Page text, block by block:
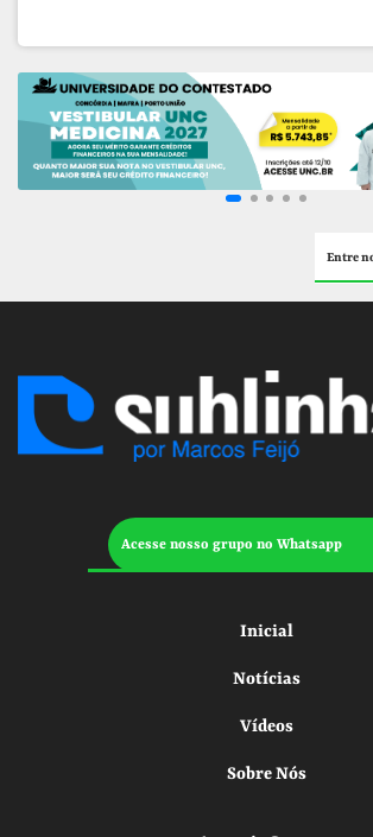
Entre
Acesse nosso grupo no Whatsapp
Inicial
Notícias
Vídeos
Sobre Nós